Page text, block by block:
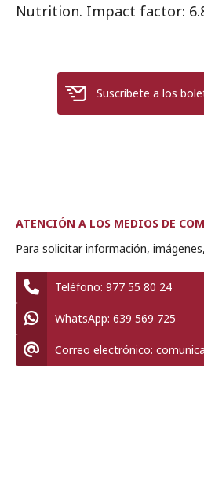
Nutrition. Impact factor:
Suscríbete a los
ATENCIÓN A LOS MEDIOS DE
Para solicitar información,
Teléfono: 977 55 80 24
WhatsApp: 639 569 725
Correo electrónico: